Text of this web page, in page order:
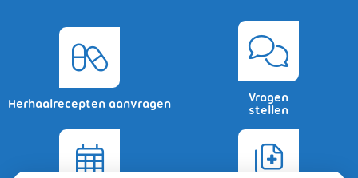
Herhaalrecepten aanvragen
Vragen
stellen